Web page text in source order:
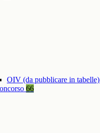
OIV (da pubblicare in tabelle)
66